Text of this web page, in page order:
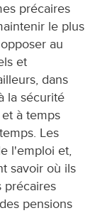
précaires
le plus
au
et
dans
la sécurité
à temps
Les
l'emploi et,
savoir où ils
précaires
pensions